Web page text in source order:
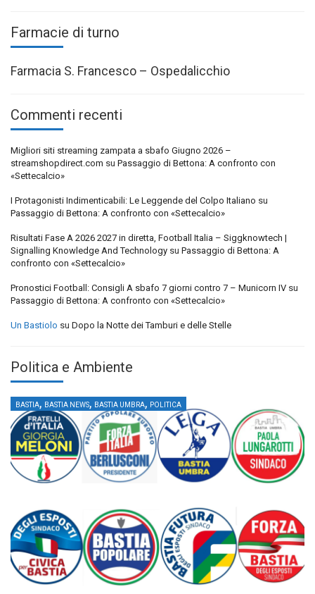
Farmacie di turno
Farmacia S. Francesco – Ospedalicchio
Commenti recenti
Migliori siti streaming zampata a sbafo Giugno 2026 –
streamshopdirect.com su Passaggio di Bettona: A confronto con
«Settecalcio»
I Protagonisti Indimenticabili: Le Leggende del Colpo Italiano su
Passaggio di Bettona: A confronto con «Settecalcio»
Risultati Fase A 2026 2027 in diretta, Football Italia – Siggknowtech |
Signalling Knowledge And Technology su Passaggio di Bettona: A
confronto con «Settecalcio»
Pronostici Football: Consigli A sbafo 7 giorni contro 7 – Municorn IV su
Passaggio di Bettona: A confronto con «Settecalcio»
Un Bastiolo su Dopo la Notte dei Tamburi e delle Stelle
Politica e Ambiente
BASTIA, BASTIA NEWS, BASTIA UMBRA, POLITICA